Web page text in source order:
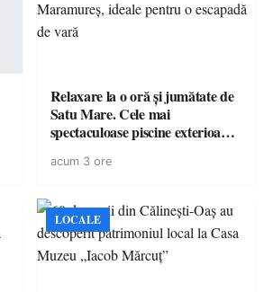
Relaxare la o oră și jumătate de
Satu Mare. Cele mai
spectaculoase piscine exterioare
pentru o escapadă de vară
acum 3 ore
LOCALE